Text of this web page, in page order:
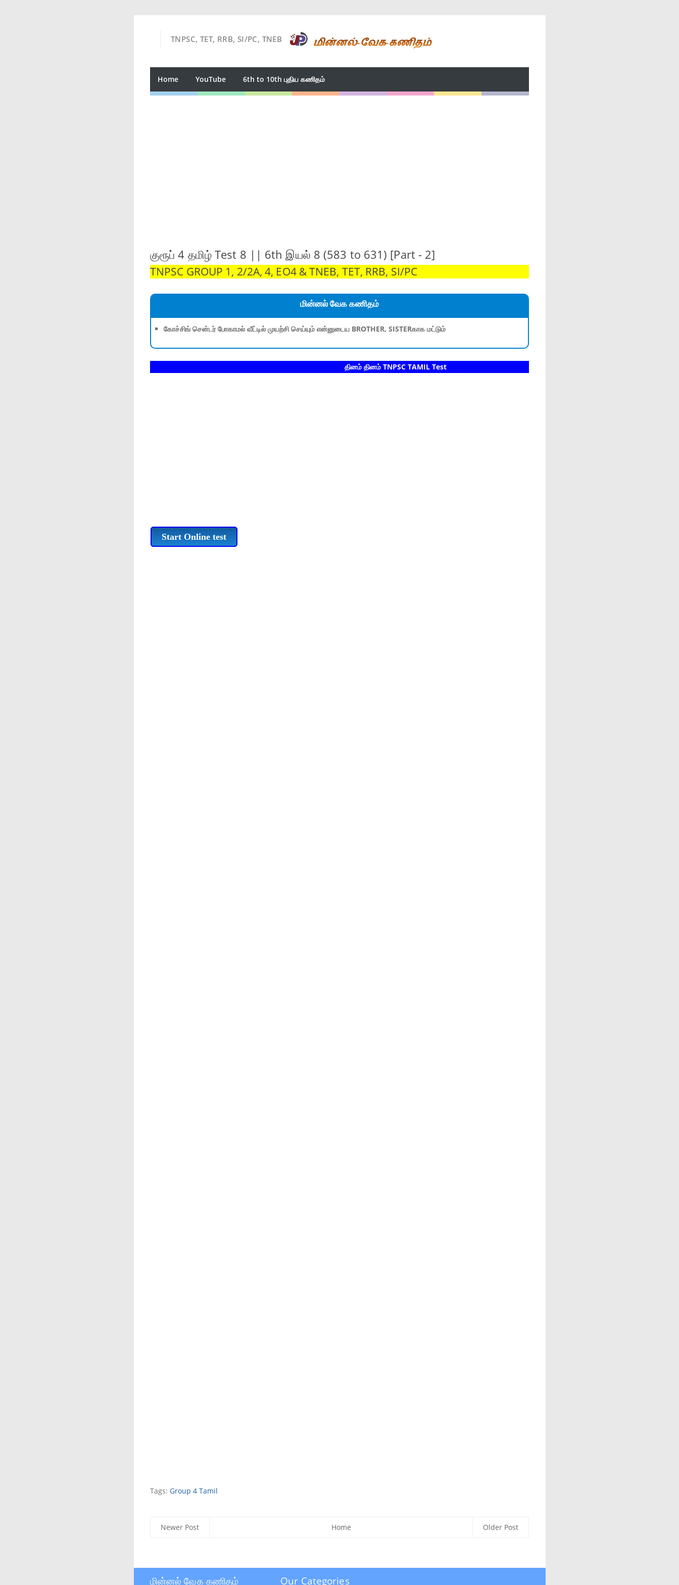
TNPSC, TET, RRB, SI/PC, TNEB
Home YouTube 6th to 10th புதிய கணிதம்
குரூப் 4 தமிழ் Test 8 || 6th இயல் 8 (583 to 631) [Part - 2]
TNPSC GROUP 1, 2/2A, 4, EO4 & TNEB, TET, RRB, SI/PC
மின்னல் வேக கணிதம்
கோச்சிங் சென்டர் போகாமல் வீட்டில் முயற்சி செய்யும் என்னுடைய BROTHER, SISTERகாக மட்டும்
தினம் தினம் TNPSC TAMIL Test
Start Online test
Tags: Group 4 Tamil
Newer Post Older Post
Home
மின்னல் வேக கணிதம் Our Categories